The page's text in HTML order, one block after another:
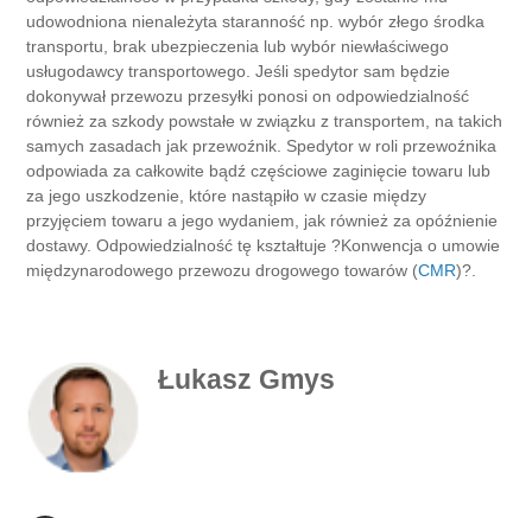
udowodniona nienależyta staranność np. wybór złego środka
transportu, brak ubezpieczenia lub wybór niewłaściwego
usługodawcy transportowego. Jeśli spedytor sam będzie
dokonywał przewozu przesyłki ponosi on odpowiedzialność
również za szkody powstałe w związku z transportem, na takich
samych zasadach jak przewoźnik. Spedytor w roli przewoźnika
odpowiada za całkowite bądź częściowe zaginięcie towaru lub
za jego uszkodzenie, które nastąpiło w czasie między
przyjęciem towaru a jego wydaniem, jak również za opóźnienie
dostawy. Odpowiedzialność tę kształtuje ?Konwencja o umowie
międzynarodowego przewozu drogowego towarów (CMR)?.
Łukasz Gmys